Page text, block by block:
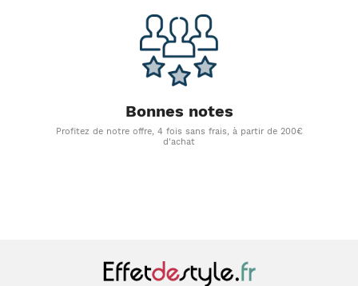
Bonnes notes
Profitez de notre offre, 4 fois sans frais, à partir de 200€
d'achat